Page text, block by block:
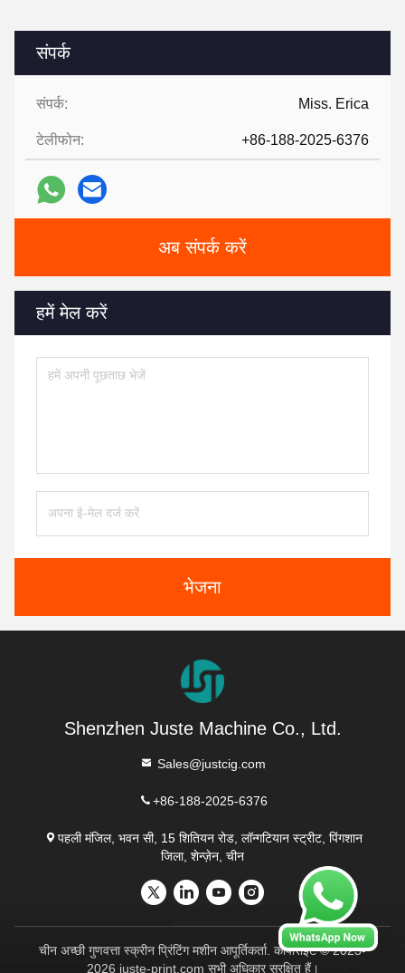
संपर्क
संपर्क: Miss. Erica
टेलीफोन: +86-188-2025-6376
अब संपर्क करें
हमें मेल करें
भेजना
Shenzhen Juste Machine Co., Ltd.
Sales@justcig.com
+86-188-2025-6376
पहली मंजिल, भवन सी, 15 शितियन रोड, लॉन्गटियान स्ट्रीट, पिंगशान
जिला, शेन्ज़ेन, चीन
चीन अच्छी गुणवत्ता स्क्रीन प्रिंटिंग मशीन आपूर्तिकर्ता. कॉपीराइट © 2023-
2026 juste-print.com सभी अधिकार सुरक्षित हैं।